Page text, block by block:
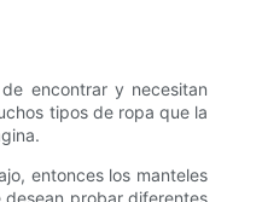
encontrar y necesitan
tipos de ropa que la
entonces los manteles